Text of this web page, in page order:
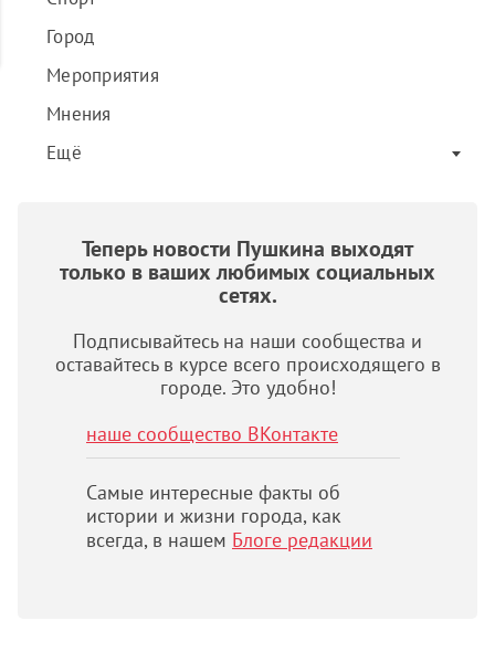
Город
Мероприятия
Мнения
Ещё
Теперь новости Пушкина выходят
только в ваших любимых социальных
сетях.
Подписывайтесь на наши сообщества и
оставайтесь в курсе всего происходящего в
городе. Это удобно!
наше сообщество ВКонтакте
Самые интересные факты об
истории и жизни города, как
всегда, в нашем Блоге редакции